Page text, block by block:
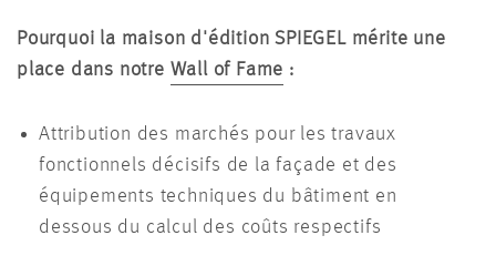
Pourquoi la maison d'édition SPIEGEL mérite une
place dans notre Wall of Fame :
Attribution des marchés pour les travaux
fonctionnels décisifs de la façade et des
équipements techniques du bâtiment en
dessous du calcul des coûts respectifs